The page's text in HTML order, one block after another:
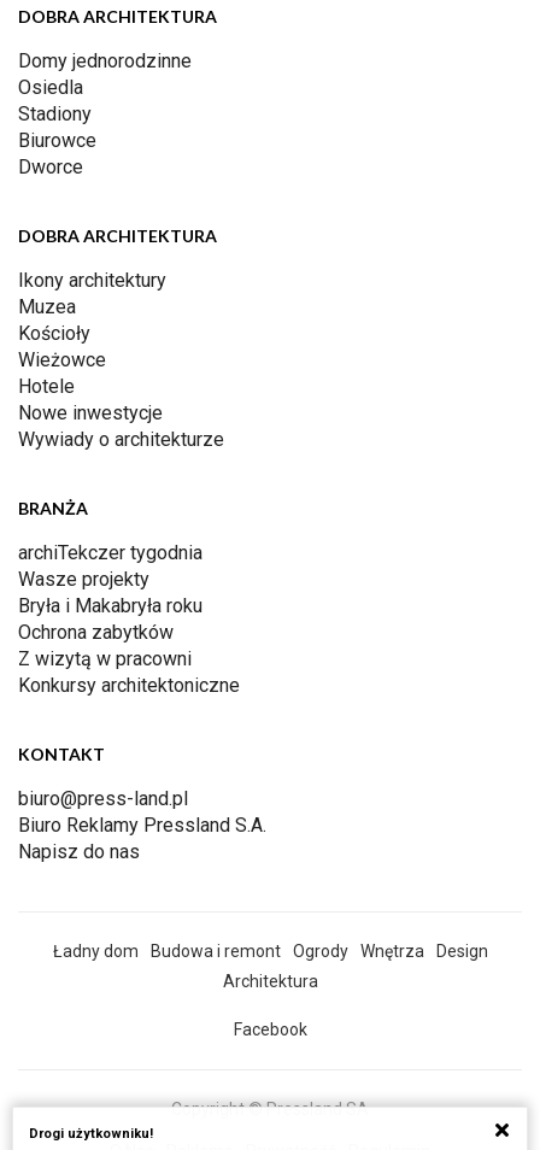
DOBRA ARCHITEKTURA
Domy jednorodzinne
Osiedla
Stadiony
Biurowce
Dworce
DOBRA ARCHITEKTURA
Ikony architektury
Muzea
Kościoły
Wieżowce
Hotele
Nowe inwestycje
Wywiady o architekturze
BRANŻA
archiTekczer tygodnia
Wasze projekty
Bryła i Makabryła roku
Ochrona zabytków
Z wizytą w pracowni
Konkursy architektoniczne
KONTAKT
biuro@press-land.pl
Biuro Reklamy Pressland S.A.
Napisz do nas
Ładny dom Budowa i remont Ogrody Wnętrza
Design
Architektura
Facebook
Copyright © Pressland SA
Drogi użytkowniku!